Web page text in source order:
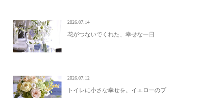
2026.07.14
花がつないでくれた、幸せな一日
2026.07.12
トイレに小さな幸せを。イエローのプ